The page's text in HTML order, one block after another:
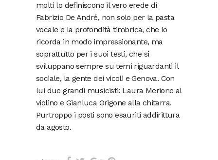
molti lo definiscono il vero erede di
Fabrizio De André, non solo per la pasta
vocale e la profondità timbrica, che lo
ricorda in modo impressionante, ma
soprattutto per i suoi testi, che si
sviluppano sempre su temi riguardanti il
sociale, la gente dei vicoli e Genova. Con
lui due grandi musicisti: Laura Merione al
violino e Gianluca Origone alla chitarra.
Purtroppo i posti sono esauriti addirittura
da agosto.